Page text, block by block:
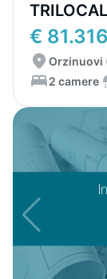
€ 81.316
Orzinuovi
2 camere